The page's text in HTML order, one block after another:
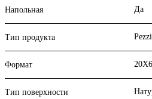
Напольная Да
Тип продукта
Формат
Тип поверхности